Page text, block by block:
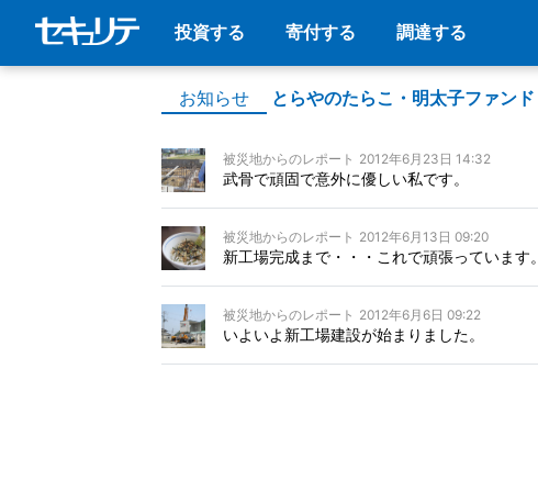
投資する 寄付する 調達する
お知らせ とらやのたらこ・明太子ファンド
被災地からのレポート 2012年6月23日 14:32
武骨で頑固で意外に優しい私です。
被災地からのレポート 2012年6月13日 09:20
新工場完成まで・・・これで頑張っています。
被災地からのレポート 2012年6月6日 09:22
いよいよ新工場建設が始まりました。